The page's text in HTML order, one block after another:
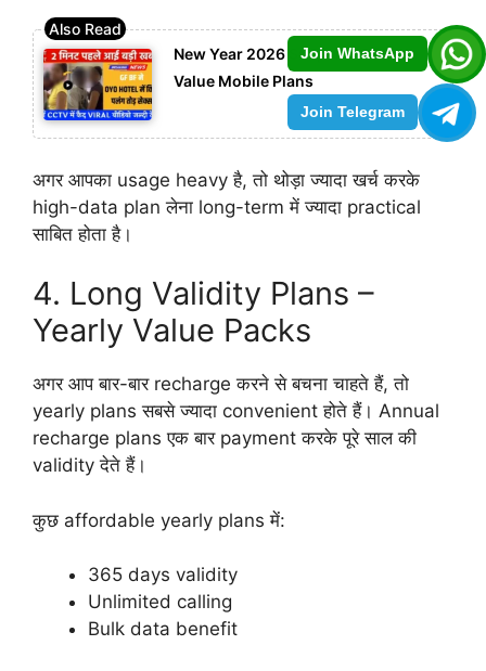
Join WhatsApp
Join Telegram
New Year 2026 Snapshot of Best
Value Mobile Plans
अगर आपका usage heavy है, तो थोड़ा ज्यादा खर्च करके
high-data plan लेना long-term में ज्यादा practical
साबित होता है।
4. Long Validity Plans –
Yearly Value Packs
अगर आप बार-बार recharge करने से बचना चाहते हैं, तो
yearly plans सबसे ज्यादा convenient होते हैं। Annual
recharge plans एक बार payment करके पूरे साल की
validity देते हैं।
कुछ affordable yearly plans में:
365 days validity
Unlimited calling
Bulk data benefit